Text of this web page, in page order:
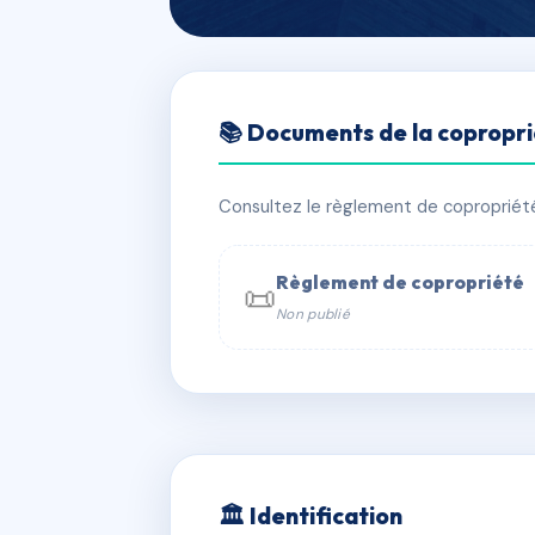
SDC SDC 86
📍 86 90 AVENUE DAUMESNIL 75012
📞 Contacter Syndic Digital
📚 Documents de la
Consultez le règlement de
📜Règlement de copropriété
Non publié
🏛 Identification